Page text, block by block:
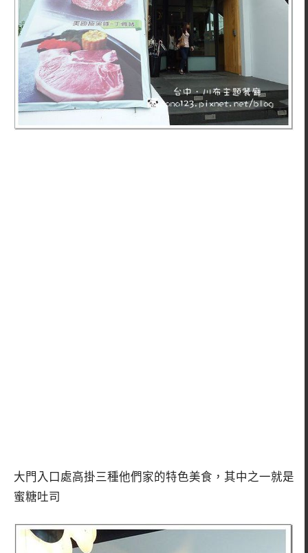
大門入口處高掛三種他們家的特色美食，其中之一就是
蜜糖吐司